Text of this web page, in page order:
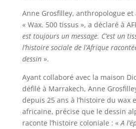
Anne Grosfilley, anthropologue
« Wax. 500 tissus », a déclaré à
est toujours un message. C’est un
l’histoire sociale de l’Afrique
dessin ».
Ayant collaboré avec la maison
défilé à Marrakech, Anne
depuis 25 ans à l’histoire du wax
africaine, précise que le dessin
raconte l’histoire coloniale : «A